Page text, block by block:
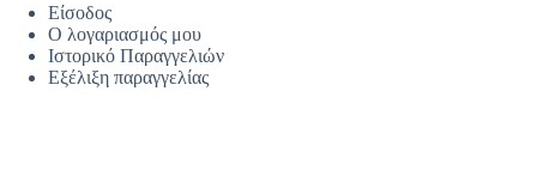
Είσοδος
Ο λογαριασμός μου
Ιστορικό Παραγγελιών
Εξέλιξη παραγγελίας